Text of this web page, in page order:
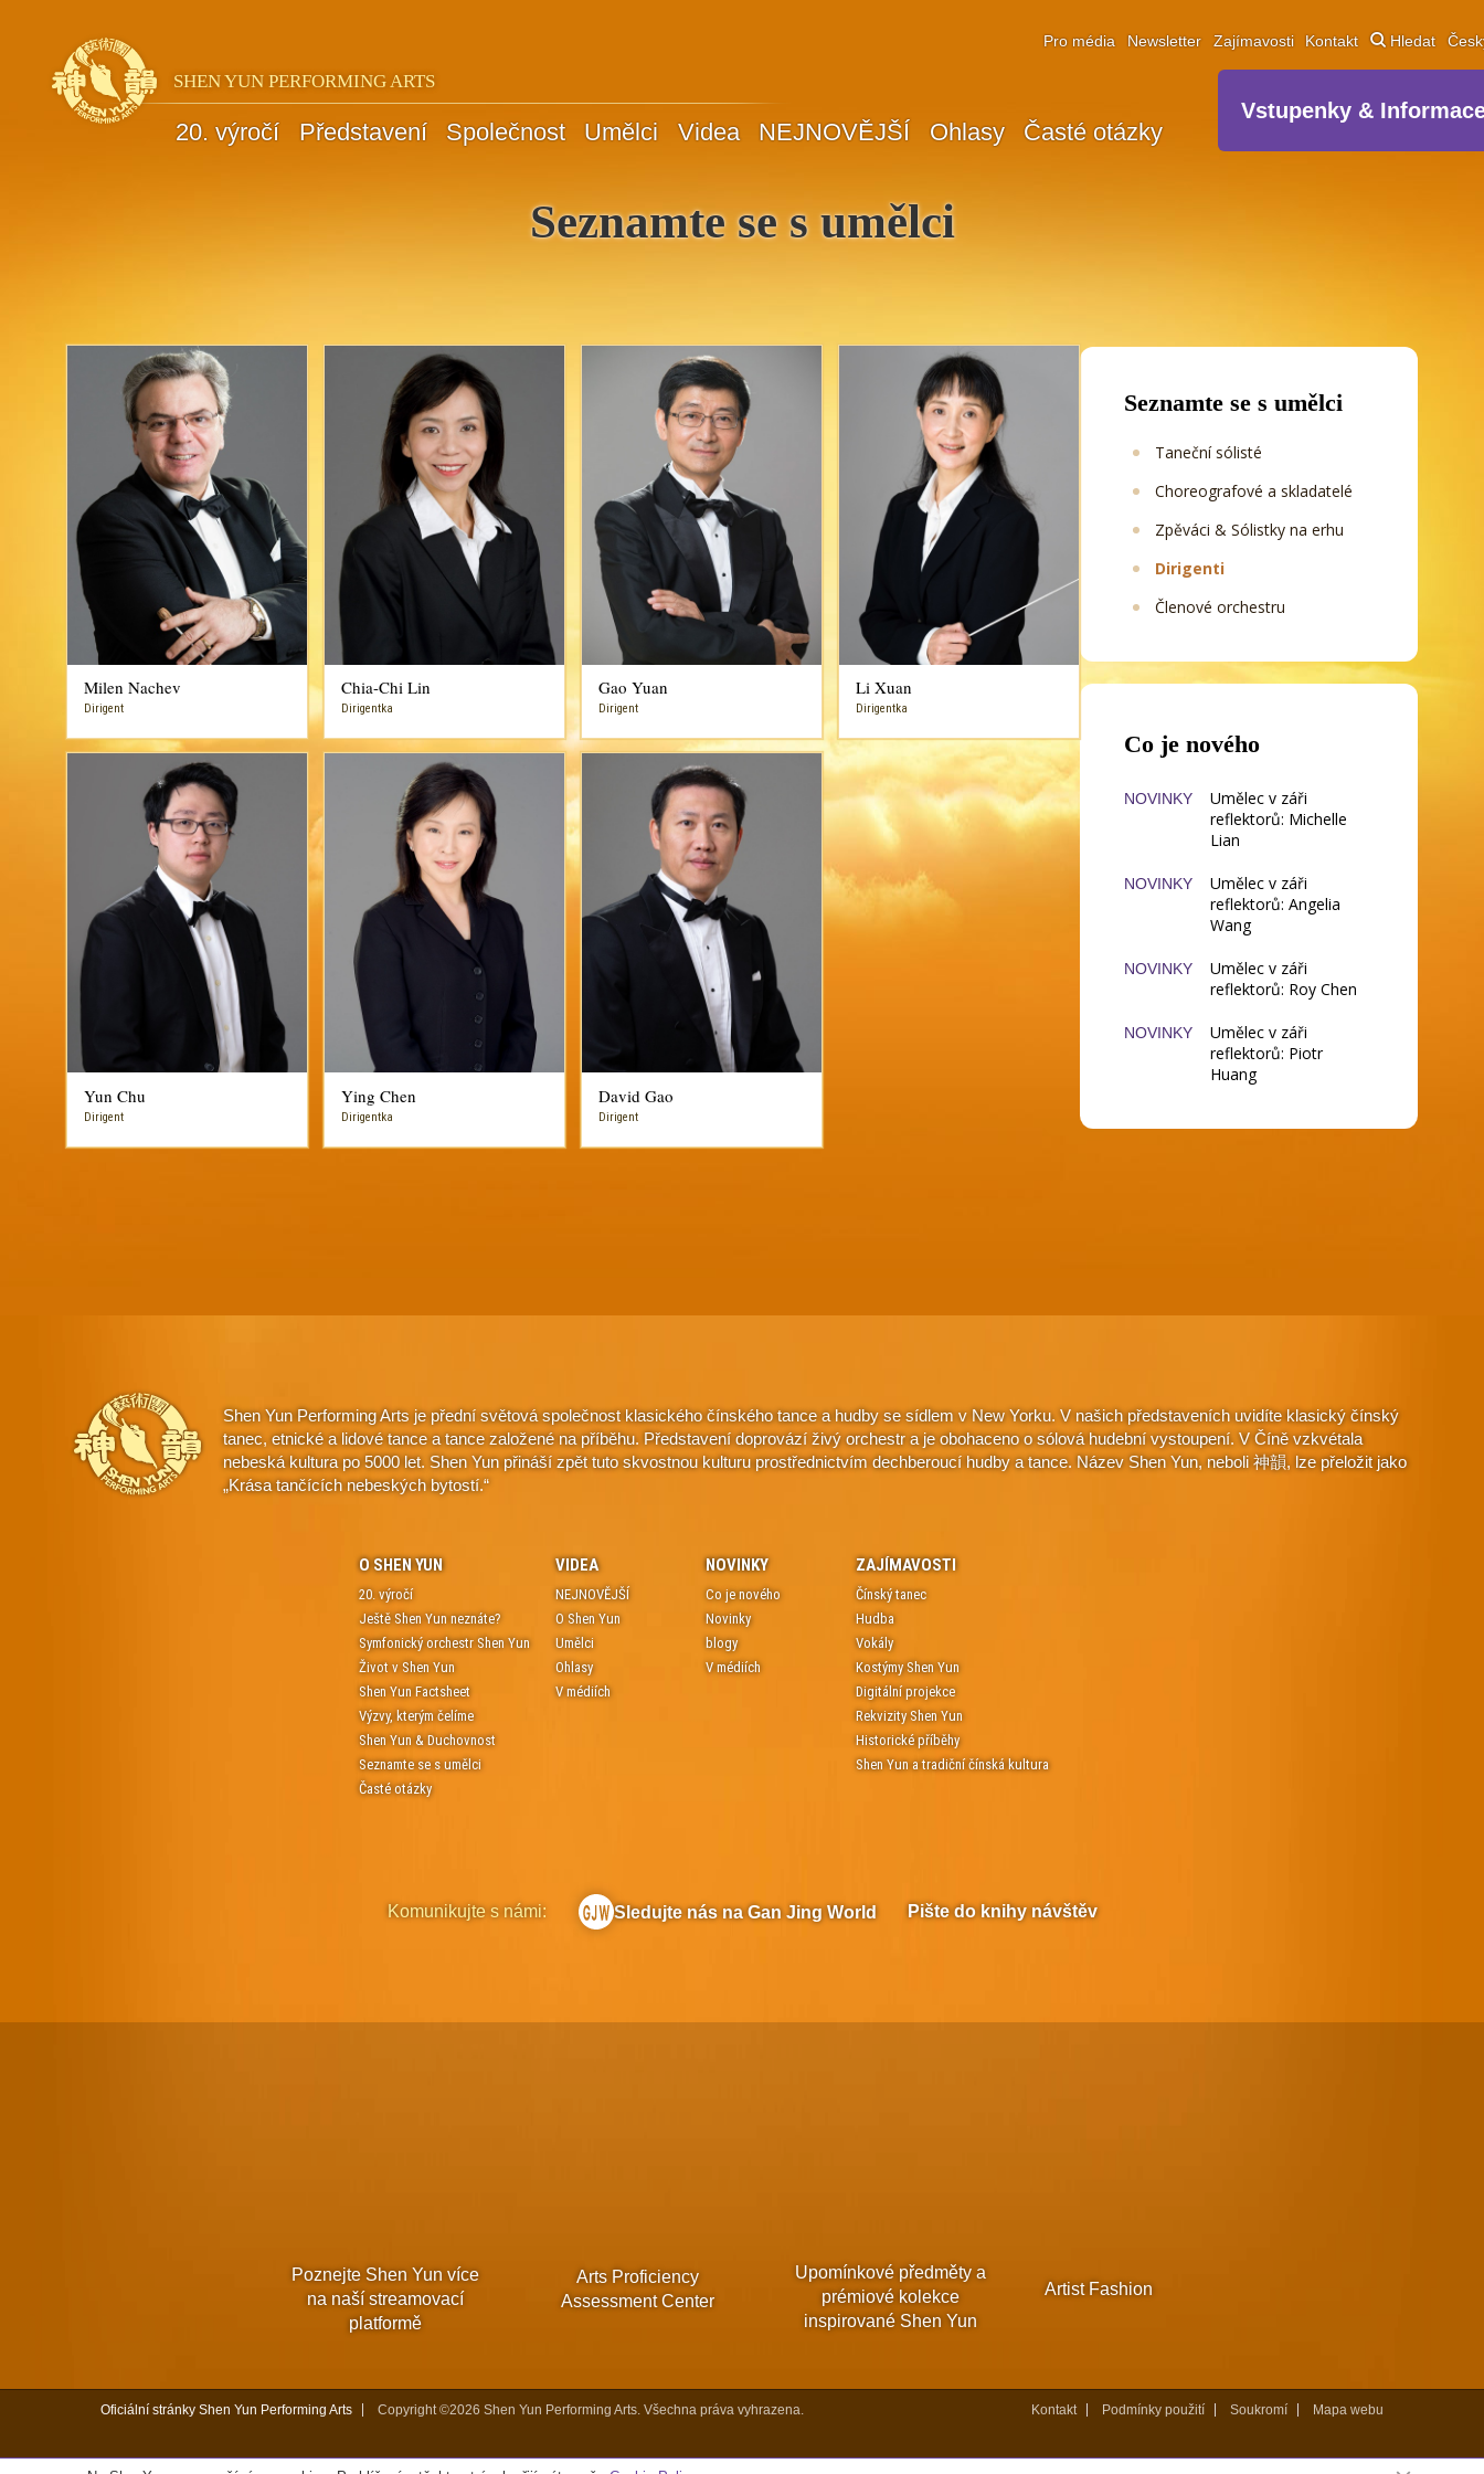
SHEN YUN PERFORMING ARTS
20. výročí Představení Společnost Umělci Videa NEJNOVĚJŠÍ Ohlasy Časté otázky
Pro média Newsletter Zajímavosti Kontakt Hledat
Vstupenky &
Seznamte se s umělci
Milen Nachev
Dirigent
Chia-Chi Lin
Dirigentka
Gao Yuan
Dirigent
Li Xuan
Dirigentka
Yun Chu
Dirigent
Ying Chen
Dirigentka
David Gao
Dirigent
Seznamte se s umělci
Taneční sólisté
Choreografové a skladatelé
Zpěváci & Sólistky na erhu
Dirigenti
Členové orchestru
Co je nového
NOVINKY
Umělec v záři
reflektorů: Michelle
Lian
NOVINKY
Umělec v záři
reflektorů: Angelia
Wang
NOVINKY
Umělec v záři
reflektorů: Roy Chen
NOVINKY
Umělec v záři
reflektorů: Piotr
Huang
Shen Yun Performing Arts je přední světová společnost klasického čínského tance a hudby se sídlem v New Yorku. V našich představeních uvidíte klasický čínský
tanec, etnické a lidové tance a tance založené na příběhu. Představení doprovází živý orchestr a je obohaceno o sólová hudební vystoupení. V Číně vzkvétala
nebeská kultura po 5000 let. Shen Yun přináší zpět tuto skvostnou kulturu prostřednictvím dechberoucí hudby a tance. Název Shen Yun, neboli 神韻, lze přeložit jako
„Krása tančících nebeských bytostí.“
O SHEN YUN
20. výročí
Ještě Shen Yun neznáte?
Symfonický orchestr Shen Yun
Život v Shen Yun
Shen Yun Factsheet
Výzvy, kterým čelíme
Shen Yun & Duchovnost
Seznamte se s umělci
Časté otázky
VIDEA
NEJNOVĚJŠÍ
O Shen Yun
Umělci
Ohlasy
V médiích
NOVINKY
Co je nového
Novinky
blogy
V médiích
ZAJÍMAVOSTI
Čínský tanec
Hudba
Vokály
Kostýmy Shen Yun
Digitální projekce
Rekvizity Shen Yun
Historické příběhy
Shen Yun a tradiční čínská kultura
Komunikujte s námi: Sledujte nás na Gan Jing World Pište do knihy návštěv
Poznejte Shen Yun více
na naší streamovací
platformě
Arts Proficiency
Assessment Center
Upomínkové předměty a
prémiové kolekce
inspirované Shen Yun
Artist Fashion
Oficiální stránky Shen Yun Performing Arts Copyright ©2026 Shen Yun Performing Arts. Všechna práva vyhrazena. Kontakt Podmínky použití Soukromí Mapa webu